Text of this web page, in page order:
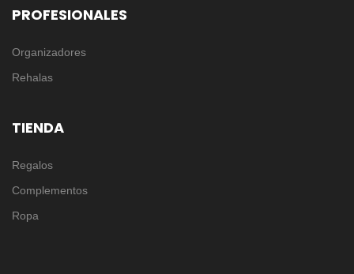
PROFESIONALES
Organizadores
Rehalas
TIENDA
Regalos
Complementos
Ropa